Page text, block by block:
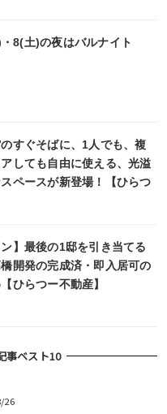
8(土)の夜はバルナイト
すぐそばに、1人でも、複
しても自由に使える、光溢
ペースが新登場！【ひらつ
ン】最後の1邸を引き当てる
開発の完成済・即入居可の
ひらつー不動産】
事ベスト10
26